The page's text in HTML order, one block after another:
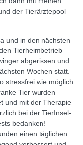
der Tierärztepool
und in den nächsten
Tierheimbetrieb
abgerissen und
Wochen statt.
stressfrei wie möglich
Tier wurden
und mit der Therapie
bei der TierInsel-
bedanken!
einen täglichen